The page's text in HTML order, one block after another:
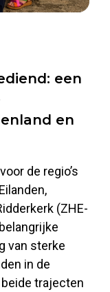
een
en
de regio’s
(ZHE-
van sterke
in de
trajecten